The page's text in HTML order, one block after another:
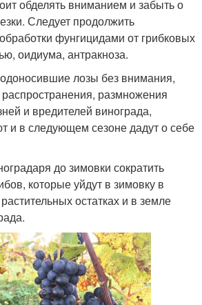
обделять вниманием и забыть о
Следует продолжить
фунгицидами от грибковых
оидиума, антракноза.
лозы без внимания,
размножения
и вредителей винограда,
и в следующем сезоне дадут о себе
до зимовки сократить
которые уйдут в зимовку в
остатках и в земле